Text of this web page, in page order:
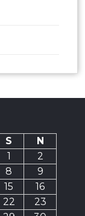
S
N
1
2
8
9
15
16
22
23